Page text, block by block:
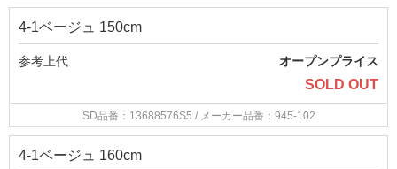
4-1ベージュ 150cm
参考上代 オープンプライス
SOLD OUT
SD品番：13688576S5 / メーカー品番：945-102
4-1ベージュ 160cm